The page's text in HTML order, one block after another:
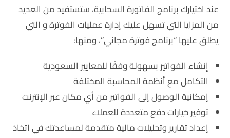
عند اختيارك برنامج الفاتورة السحابية، ستستفيد من العديد
من المزايا التي تسهل عليك إدارة عمليات الفوترة و التي
يطلق عليها “برنامج فوترة مجاني”، ومنها:
إنشاء الفواتير بسهولة وفقًا للمعايير السعودية
التكامل مع أنظمة المحاسبة المختلفة
إمكانية الوصول إلى الفواتير من أي مكان عبر الإنترنت
توفير خيارات دفع متعددة للعملاء
إعداد تقارير وتحليلات مالية متقدمة لمساعدتك في اتخاذ